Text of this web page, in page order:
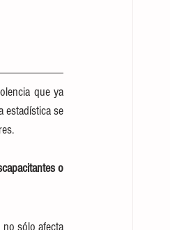
que ya
estadística se
o
no sólo afecta